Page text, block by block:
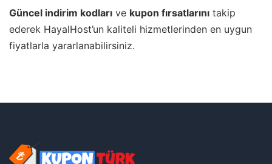
Güncel indirim kodları ve kupon fırsatlarını takip
ederek HayalHost’un kaliteli hizmetlerinden en uygun
fiyatlarla yararlanabilirsiniz.